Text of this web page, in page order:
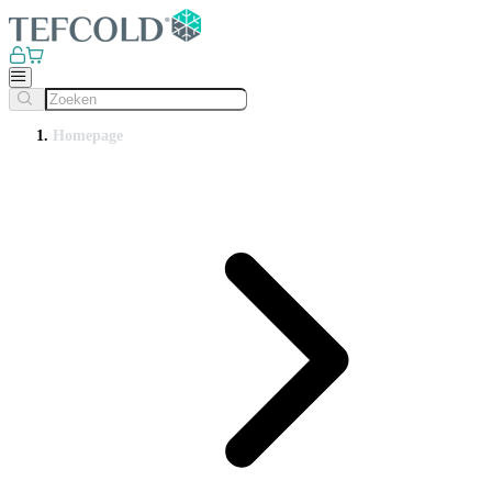
Homepage